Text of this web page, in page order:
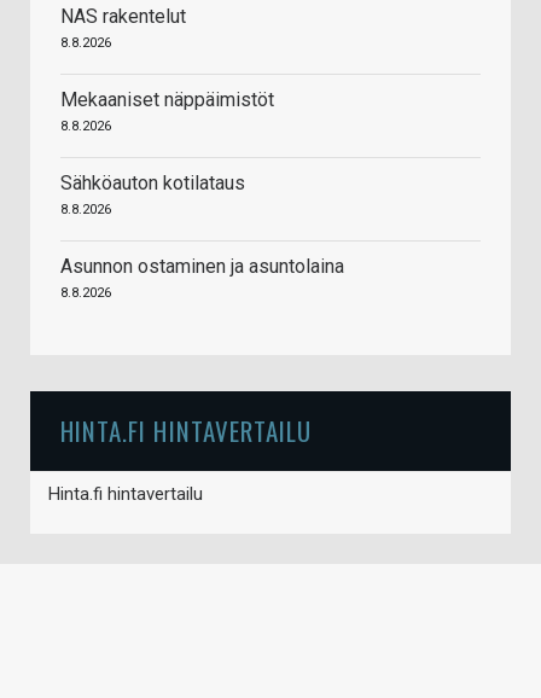
NAS rakentelut
8.8.2026
Mekaaniset näppäimistöt
8.8.2026
Sähköauton kotilataus
8.8.2026
Asunnon ostaminen ja asuntolaina
8.8.2026
HINTA.FI HINTAVERTAILU
Hinta.fi hintavertailu